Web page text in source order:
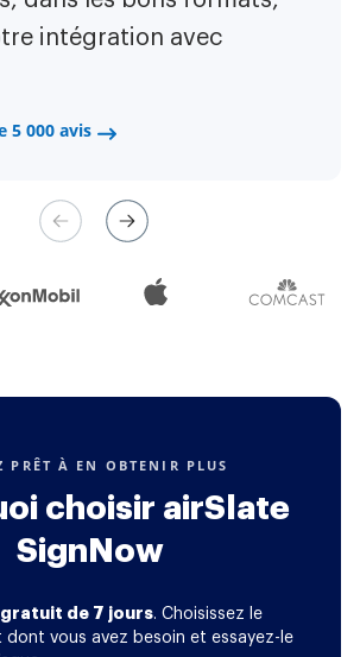
intégration avec
5 000 avis
efficacement et
je peux facilement
contrats de paiement via
5 000 avis
PRÊT À EN OBTENIR PLUS
choisir airSlate
SignNow
gratuit de 7 jours. Choisissez le
vous avez besoin et essayez-le